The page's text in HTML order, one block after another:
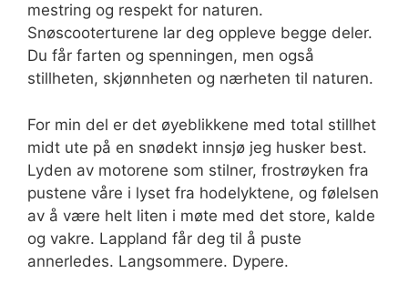
mestring og respekt for naturen.
Snøscooterturene lar deg oppleve begge deler.
Du får farten og spenningen, men også
stillheten, skjønnheten og nærheten til naturen.
For min del er det øyeblikkene med total stillhet
midt ute på en snødekt innsjø jeg husker best.
Lyden av motorene som stilner, frostrøyken fra
pustene våre i lyset fra hodelyktene, og følelsen
av å være helt liten i møte med det store, kalde
og vakre. Lappland får deg til å puste
annerledes. Langsommere. Dypere.